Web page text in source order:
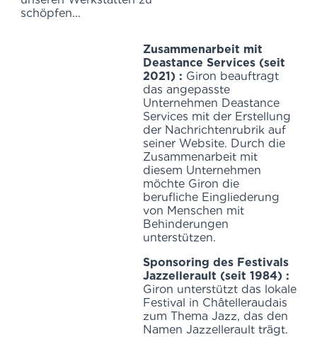
schöpfen...
Zusammenarbeit mit
Deastance Services (seit
2021) : Giron beauftragt
das angepasste
Unternehmen Deastance
Services mit der Erstellung
der Nachrichtenrubrik auf
seiner Website. Durch die
Zusammenarbeit mit
diesem Unternehmen
möchte Giron die
berufliche Eingliederung
von Menschen mit
Behinderungen
unterstützen.
Sponsoring des Festivals
Jazzellerault (seit 1984) :
Giron unterstützt das lokale
Festival in Châtelleraudais
zum Thema Jazz, das den
Namen Jazzellerault trägt.